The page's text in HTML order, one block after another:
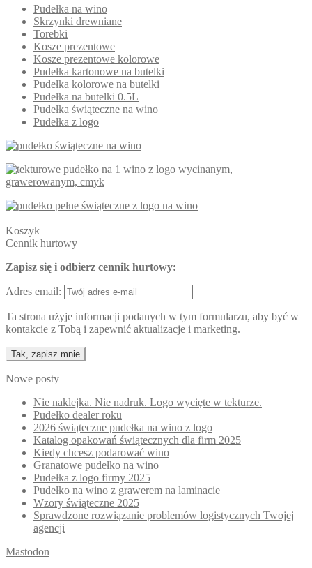
Pudełka na wino
Skrzynki drewniane
Torebki
Kosze prezentowe
Kosze prezentowe kolorowe
Pudełka kartonowe na butelki
Pudełka kolorowe na butelki
Pudełka na butelki 0.5L
Pudełka świąteczne na wino
Pudełka z logo
Koszyk
Cennik hurtowy
Zapisz się i odbierz cennik hurtowy:
Adres email:
Ta strona użyje informacji podanych w tym formularzu, aby być w
kontakcie z Tobą i zapewnić aktualizacje i marketing.
Nowe posty
Nie naklejka. Nie nadruk. Logo wycięte w tekturze.
Pudełko dealer roku
2026 świąteczne pudełka na wino z logo
Katalog opakowań świątecznych dla firm 2025
Kiedy chcesz podarować wino
Granatowe pudełko na wino
Pudełka z logo firmy 2025
Pudełko na wino z grawerem na laminacie
Wzory świąteczne 2025
Sprawdzone rozwiązanie problemów logistycznych Twojej
agencji
Mastodon